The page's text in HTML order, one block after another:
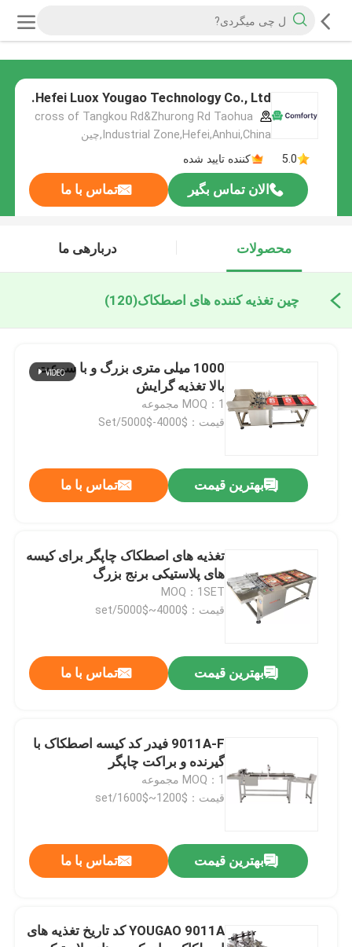
Hefei Luox Yougao Technology Co., Ltd.
cross of Tangkou Rd&Zhurong Rd Taohua
Industrial Zone,Hefei,Anhui,China,چین
5.0
کننده تایید شده
الان تماس بگیر تماس با ما
محصولات دربارهی ما
چین تغذیه کننده های اصطکاک(120)
1000 میلی متری بزرگ و با سرعت
بالا تغذیه گرایش
MOQ：1 مجموعه
قیمت：$4000-$5000/Set
بهترین قیمت تماس با ما
تغذیه های اصطکاک چاپگر برای کیسه
های پلاستیکی برنج بزرگ
MOQ：1SET
قیمت：$4000~$5000/set
بهترین قیمت تماس با ما
9011A-F فیدر کد کیسه اصطکاک با
گیرنده و براکت چاپگر
MOQ：1 مجموعه
قیمت：$1200~$1600/set
بهترین قیمت تماس با ما
YOUGAO 9011A کد تاریخ تغذیه های